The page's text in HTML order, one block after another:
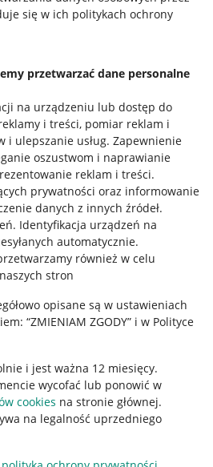
się w ich politykach ochrony
przetwarzać dane personalne
na urządzeniu lub dostęp do
i treści, pomiar reklam i
i ulepszanie usług. Zapewnienie
oszustwom i naprawianie
reklam i treści.
prywatności oraz informowanie
danych z innych źródeł.
. Identyfikacja urządzeń na
automatycznie.
również w celu
stron
opisane są w ustawieniach
“ZMIENIAM ZGODY” i w Polityce
i jest ważna 12 miesięcy.
wycofać lub ponowić w
cookies na stronie głównej.
na legalność uprzedniego
Cyfrowych